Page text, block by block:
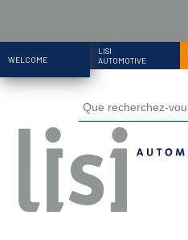
WELCOME
LISI
AUTOMOTIVE